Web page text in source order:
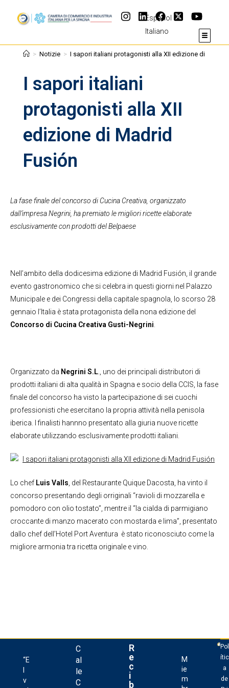
Español
Italiano
I sapori italiani
protagonisti alla XII
edizione di Madrid
Fusión
> Notizie > I sapori italiani protagonisti alla XII edizione di Madrid
La fase finale del concorso di Cucina Creativa, organizzato
dall’impresa Negrini, ha premiato le migliori ricette elaborate
esclusivamente con prodotti del Belpaese
Nell’ambito della dodicesima edizione di Madrid Fusión, il grande
evento gastronomico che si celebra in questi giorni nel Palazzo
Municipale e dei Congressi della capitale spagnola, lo scorso 28
gennaio l’Italia è stata protagonista della nona edizione del
Concorso di Cucina Creativa Gusti-Negrini
Organizzato da Negrini S.L ., uno dei principali distributori di
prodotti italiani di alta qualità in Spagna e socio della CCIS, la fase
finale del concorso ha visto la partecipazione di sei cuochi
professionisti che esercitano la propria attività nella penisola
iberica. I finalisti hannno presentato alla giuria nuove ricette
elaborate utilizzando esclusivamente prodotti italiani.
Lo chef Luis Valls , del Restaurante Quique Dacosta, ha vinto il
concorso presentando degli orriginali “ravioli di mozzarella e
pomodoro con olio tostato”, mentre il “la cialda di parmigiano
croccante di manzo macerato con mostarda e lima”, presentato
dallo chef dell’Hotel Port Aventura è stato riconosciuto come la
migliore armonia tra ricetta originale e vino.
“E
v
C
al
le
C
R
e
c
i
b
M
ie
m
Pol
ític
a
de